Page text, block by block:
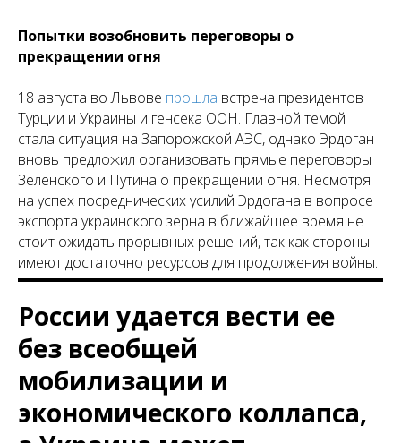
Попытки возобновить переговоры о
прекращении огня
18 августа во Львове прошла встреча президентов
Турции и Украины и генсека ООН. Главной темой
стала ситуация на Запорожской АЭС, однако Эрдоган
вновь предложил организовать прямые переговоры
Зеленского и Путина о прекращении огня. Несмотря
на успех посреднических усилий Эрдогана в вопросе
экспорта украинского зерна в ближайшее время не
стоит ожидать прорывных решений, так как стороны
имеют достаточно ресурсов для продолжения войны.
России удается вести ее
без всеобщей
мобилизации и
экономического коллапса,